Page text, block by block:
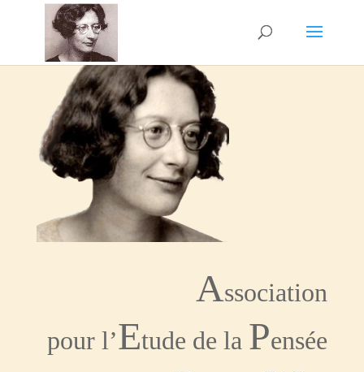
Association
pour l’Etude de la Pensée